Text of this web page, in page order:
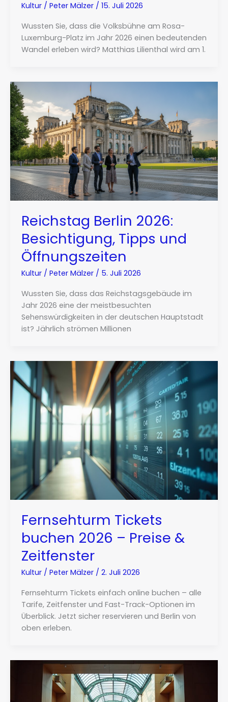
Kultur/ Peter Mälzer / 15. Juli 2026
Wussten Sie, dass die Volksbühne am Rosa-
Luxemburg-Platz im Jahr 2026 einen bedeutenden
Wandel erleben wird? Matthias Lilienthal wird am 1.
Reichstag Berlin 2026:
Besichtigung, Tipps und
Öffnungszeiten
Kultur/ Peter Mälzer / 5. Juli 2026
Wussten Sie, dass das Reichstagsgebäude im
Jahr 2026 eine der meistbesuchten
Sehenswürdigkeiten in der deutschen Hauptstadt
ist? Jährlich strömen Millionen
Fernsehturm Tickets
buchen 2026 – Preise &
Zeitfenster
Kultur/ Peter Mälzer / 2. Juli 2026
Fernsehturm Tickets einfach online buchen – alle
Tarife, Zeitfenster und Fast-Track-Optionen im
Überblick. Jetzt sicher reservieren und Berlin von
oben erleben.